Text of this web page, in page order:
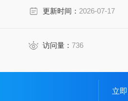
更新时间： 2026-07-17
访问量： 736
立